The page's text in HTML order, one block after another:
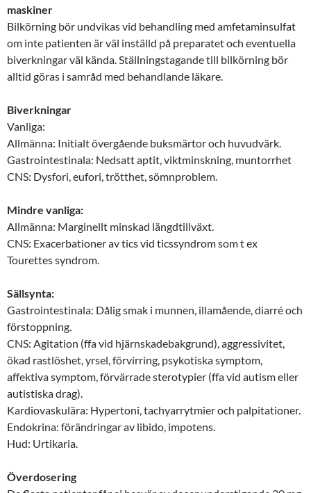
maskiner
Bilkörning bör undvikas vid behandling med amfetaminsulfat
om inte patienten är väl inställd på preparatet och eventuella
biverkningar väl kända. Ställningstagande till bilkörning bör
alltid göras i samråd med behandlande läkare.
Biverkningar
Vanliga:
Allmänna: Initialt övergående buksmärtor och huvudvärk.
Gastrointestinala: Nedsatt aptit, viktminskning, muntorrhet
CNS: Dysfori, eufori, trötthet, sömnproblem.
Mindre vanliga:
Allmänna: Marginellt minskad längdtillväxt.
CNS: Exacerbationer av tics vid ticssyndrom som t ex
Tourettes syndrom.
Sällsynta:
Gastrointestinala: Dålig smak i munnen, illamående, diarré och
förstoppning.
CNS: Agitation (ffa vid hjärnskadebakgrund), aggressivitet,
ökad rastlöshet, yrsel, förvirring, psykotiska symptom,
affektiva symptom, förvärrade sterotypier (ffa vid autism eller
autistiska drag).
Kardiovaskulära: Hypertoni, tachyarrytmier och palpitationer.
Endokrina: förändringar av libido, impotens.
Hud: Urtikaria.
Överdosering